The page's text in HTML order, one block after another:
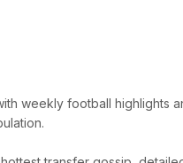
weekly football highlights